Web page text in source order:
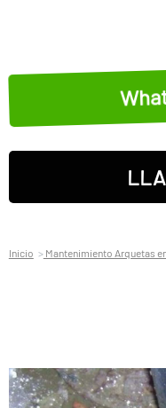
Inicio Mantenimiento Arquetas